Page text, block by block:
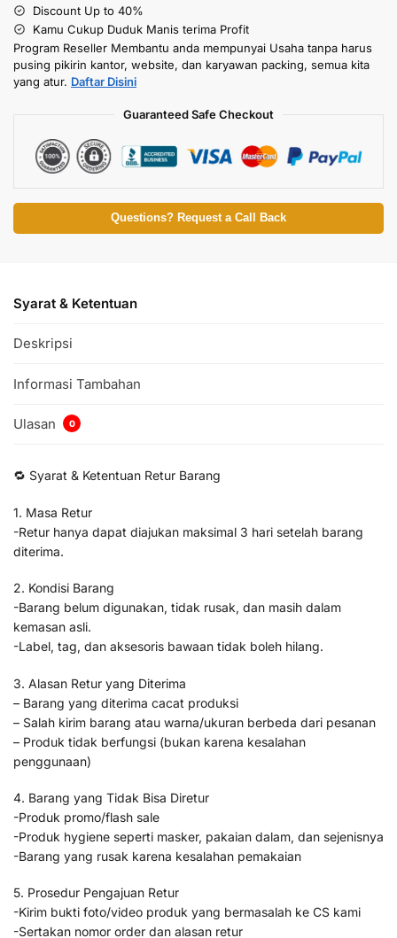
Discount Up to 40%
Kamu Cukup Duduk Manis terima Profit
Program Reseller Membantu anda mempunyai Usaha tanpa harus
pusing pikirin kantor, website, dan karyawan packing, semua kita
yang atur. Daftar Disini
Guaranteed Safe Checkout
Questions? Request a Call Back
Syarat & Ketentuan
Deskripsi
Informasi Tambahan
Ulasan 0
🔁 Syarat & Ketentuan Retur Barang
1. Masa Retur
-Retur hanya dapat diajukan maksimal 3 hari setelah barang
diterima.
2. Kondisi Barang
-Barang belum digunakan, tidak rusak, dan masih dalam
kemasan asli.
-Label, tag, dan aksesoris bawaan tidak boleh hilang.
3. Alasan Retur yang Diterima
– Barang yang diterima cacat produksi
– Salah kirim barang atau warna/ukuran berbeda dari pesanan
– Produk tidak berfungsi (bukan karena kesalahan
penggunaan)
4. Barang yang Tidak Bisa Diretur
-Produk promo/flash sale
-Produk hygiene seperti masker, pakaian dalam, dan sejenisnya
-Barang yang rusak karena kesalahan pemakaian
5. Prosedur Pengajuan Retur
-Kirim bukti foto/video produk yang bermasalah ke CS kami
-Sertakan nomor order dan alasan retur